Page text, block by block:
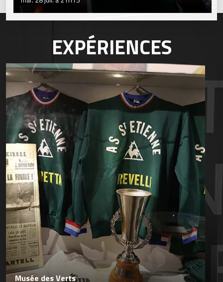
EXPÉRIENCES
Musée des Verts